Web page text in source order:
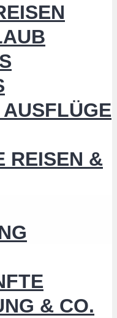
REISEN &
& CO.